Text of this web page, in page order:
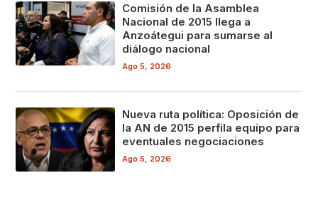
Comisión de la Asamblea
Nacional de 2015 llega a
Anzoátegui para sumarse al
diálogo nacional
Ago 5, 2026
Nueva ruta política: Oposición de
la AN de 2015 perfila equipo para
eventuales negociaciones
Ago 5, 2026